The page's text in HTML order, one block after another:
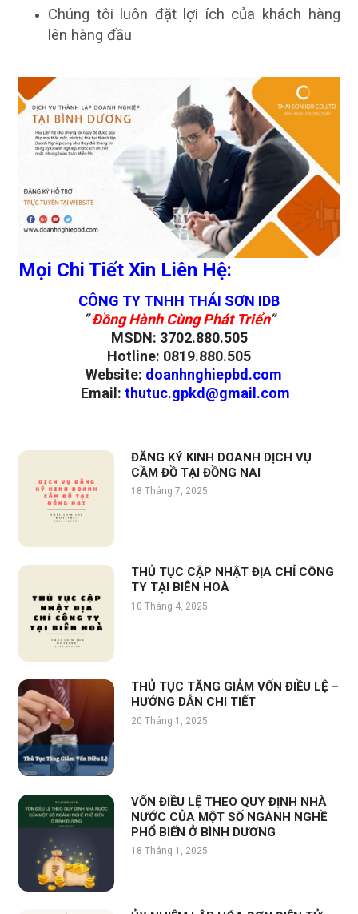
Chúng tôi luôn đặt lợi ích của khách hàng
lên hàng đầu
Mọi Chi Tiết Xin Liên Hệ:
CÔNG TY TNHH THÁI SƠN IDB
”Đồng Hành Cùng Phát Triển”
MSDN: 3702.880.505
Hotline: 0819.880.505
Website: doanhnghiepbd.com
Email: thutuc.gpkd@gmail.com
ĐĂNG KÝ KINH DOANH DỊCH VỤ
CẦM ĐỒ TẠI ĐỒNG NAI
18 Tháng 7, 2025
THỦ TỤC CẬP NHẬT ĐỊA CHỈ CÔNG
TY TẠI BIÊN HOÀ
10 Tháng 4, 2025
THỦ TỤC TĂNG GIẢM VỐN ĐIỀU LỆ –
HƯỚNG DẪN CHI TIẾT
20 Tháng 1, 2025
VỐN ĐIỀU LỆ THEO QUY ĐỊNH NHÀ
NƯỚC CỦA MỘT SỐ NGÀNH NGHỀ
PHỔ BIẾN Ở BÌNH DƯƠNG
18 Tháng 1, 2025